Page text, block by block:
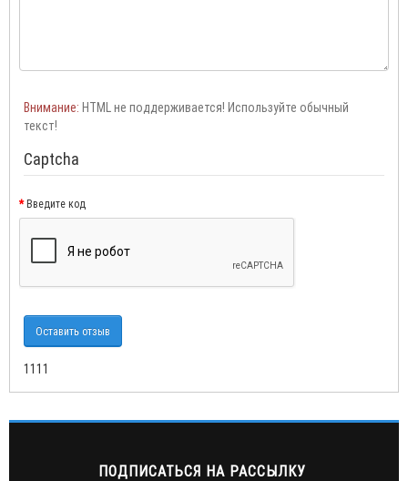
Внимание: HTML не поддерживается! Используйте обычный
текст!
Captcha
Введите код
Оставить отзыв
1111
ПОДПИСАТЬСЯ НА РАССЫЛКУ